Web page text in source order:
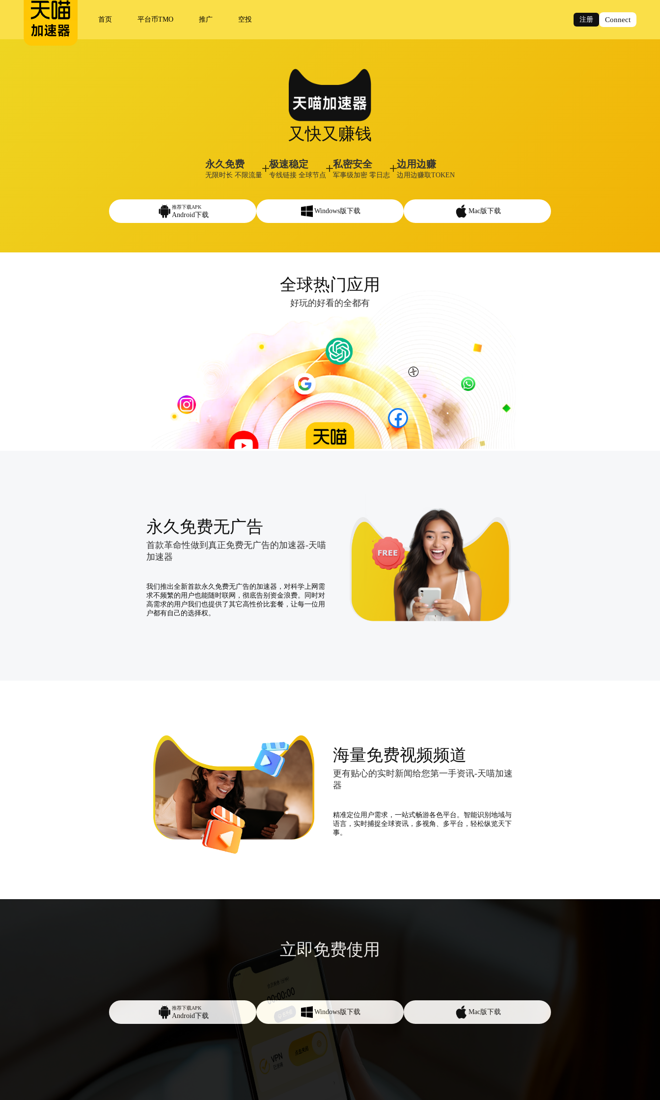
首页 平台币TMO 推广 空投 注册 Connect
又快又赚钱
永久免费
无限时长 不限流量
极速稳定
专线链接 全球节点
私密安全
军事级加密 零日志
边用边赚
边用边赚取TOKEN
推荐下载APK
Android下载
Windows版下载 Mac版下载
全球热门应用
好玩的好看的全都有
永久免费无广告
首款革命性做到真正免费无广告的加速器-天喵
加速器
我们推出全新首款永久免费无广告的加速器，对科学上网需
求不频繁的用户也能随时联网，彻底告别资金浪费。同时对
高需求的用户我们也提供了其它高性价比套餐，让每一位用
户都有自己的选择权。
海量免费视频频道
更有贴心的实时新闻给您第一手资讯-天喵加速
器
精准定位用户需求，一站式畅游各色平台。智能识别地域与
语言，实时捕捉全球资讯，多视角、多平台，轻松纵览天下
事。
立即免费使用
推荐下载APK
Android下载
Windows版下载 Mac版下载